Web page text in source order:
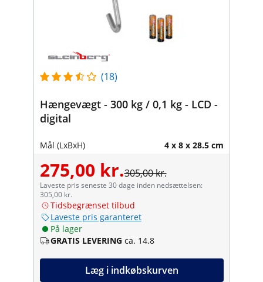
(18)
Hængevægt - 300 kg / 0,1 kg - LCD -
digital
Mål (LxBxH) 4 x 8 x 28.5 cm
275,00 kr.305,00 kr.
Laveste pris seneste 30 dage inden nedsættelsen:
305,00 kr.
Tidsbegrænset tilbud
Laveste pris garanteret
På lager
GRATIS LEVERING ca. 14.8
Læg i indkøbskurven